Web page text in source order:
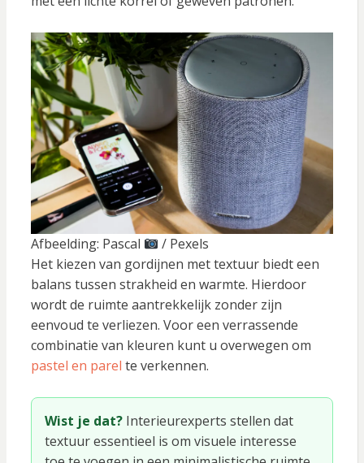
Afbeelding: Pascal
/ Pexels
Het kiezen van gordijnen met textuur biedt een
balans tussen strakheid en warmte. Hierdoor
wordt de ruimte aantrekkelijk zonder zijn
eenvoud te verliezen. Voor een verrassende
combinatie van kleuren kunt u overwegen om
pastel en parel te verkennen.
Wist je dat?Interieurexperts stellen dat
textuur essentieel is om visuele interesse